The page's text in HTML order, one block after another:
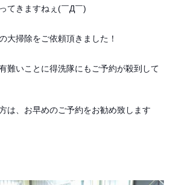
てきますねぇ(￣Д￣)
大掃除をご依頼頂きました！
難いことに得洗隊にもご予約が殺到して
は、お早めのご予約をお勧め致します